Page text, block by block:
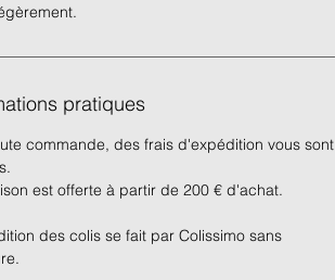
pratiques
commande, des frais d'expédition vous sont
est offerte à partir de 200 € d'achat.
des colis se fait par Colissimo sans